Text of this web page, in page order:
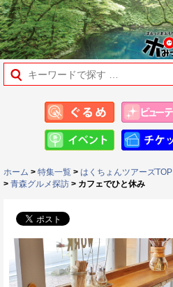
ホーム > 特集一覧 > はくちょんツアーズTOP
> 青森グルメ探訪 > カフェでひと休み